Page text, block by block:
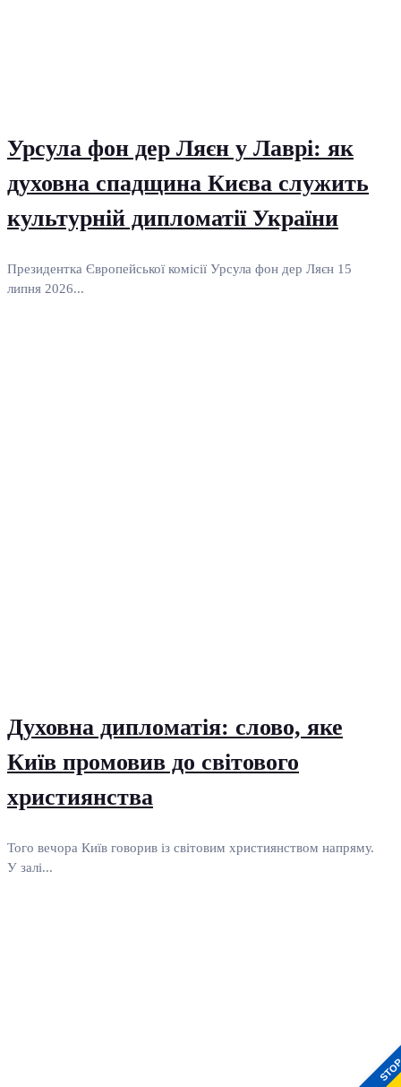
Урсула фон дер Ляєн у Лаврі: як
духовна спадщина Києва служить
культурній дипломатії України
Президентка Європейської комісії Урсула фон дер Ляєн 15
липня 2026...
Духовна дипломатія: слово, яке
Київ промовив до світового
християнства
Того вечора Київ говорив із світовим християнством напряму.
У залі...